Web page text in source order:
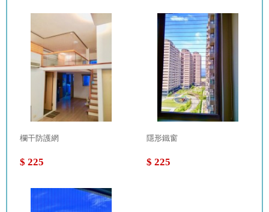
欄干防護網
$ 225
隱形鐵窗
$ 225